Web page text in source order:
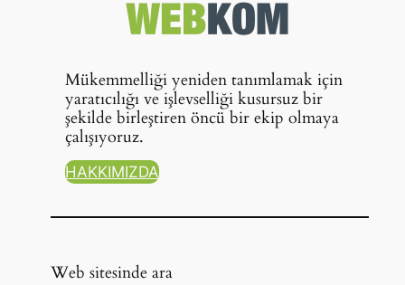
Mükemmelliği yeniden tanımlamak için
yaratıcılığı ve işlevselliği kusursuz bir
şekilde birleştiren öncü bir ekip olmaya
çalışıyoruz.
HAKKIMIZDA
Web sitesinde ara